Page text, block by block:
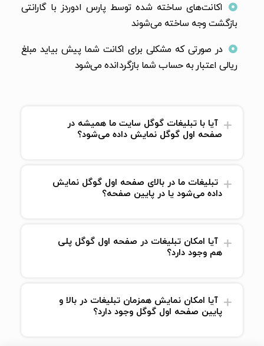
اکانت‌های ساخته شده توسط پارس ادوردز با گارانتی
بازگشت وجه ساخته می‌شوند
در صورتی که مشکلی برای اکانت شما پیش بیاید مبلغ
ریالی اعتبار به حساب شما بازگردانده می‌شود
آیا با تبلیغات گوگل سایت ما همیشه در
صفحه اول گوگل نمایش داده می‌شود؟
تبلیغات ما در بالای صفحه اول گوگل نمایش
داده می‌شود یا در پایین صفحه؟
آیا امکان تبلیغات در صفحه اول گوگل پلی
هم وجود دارد؟
آیا امکان نمایش همزمان تبلیغات در بالا و
پایین صفحه اول گوگل وجود دارد؟